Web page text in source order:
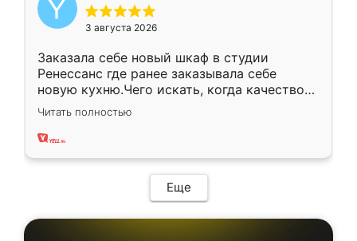
3 августа 2026
Заказала себе новый шкаф в студии
Ренессанс где ранее заказывала себе
новую кухню.Чего искать, когда качеством
вполне довольна. Служит кухня уже почти
два года, нареканий нет.
Читать полностью
Еще